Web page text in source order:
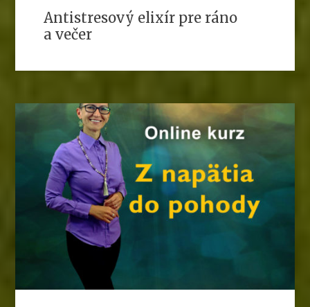
Antistresový elixír pre ráno
a večer